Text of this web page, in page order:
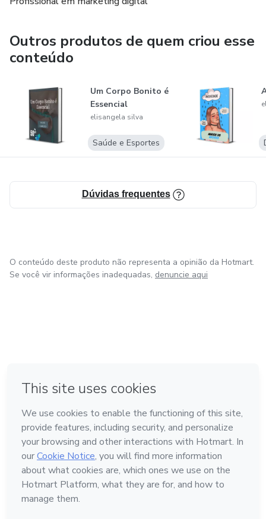
Outros produtos de quem criou esse
conteúdo
Um Corpo Bonito é
Essencial
elisangela silva
Saúde e Esportes
Dúvidas frequentes
O conteúdo deste produto não representa a opinião da Hotmart.
Se você vir informações inadequadas, denuncie aqui
Feito com ❤ na Cidade do México
Conheça a Hotmart
Idioma
Português